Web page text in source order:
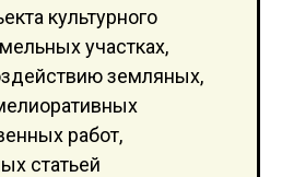
культурного
участках,
земляных,
работ,
статьей